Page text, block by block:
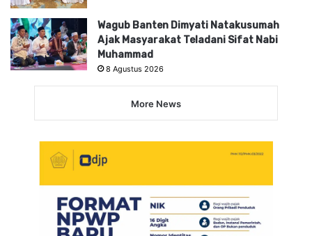
Wagub Banten Dimyati Natakusumah
Ajak Masyarakat Teladani Sifat Nabi
Muhammad
8 Agustus 2026
More News